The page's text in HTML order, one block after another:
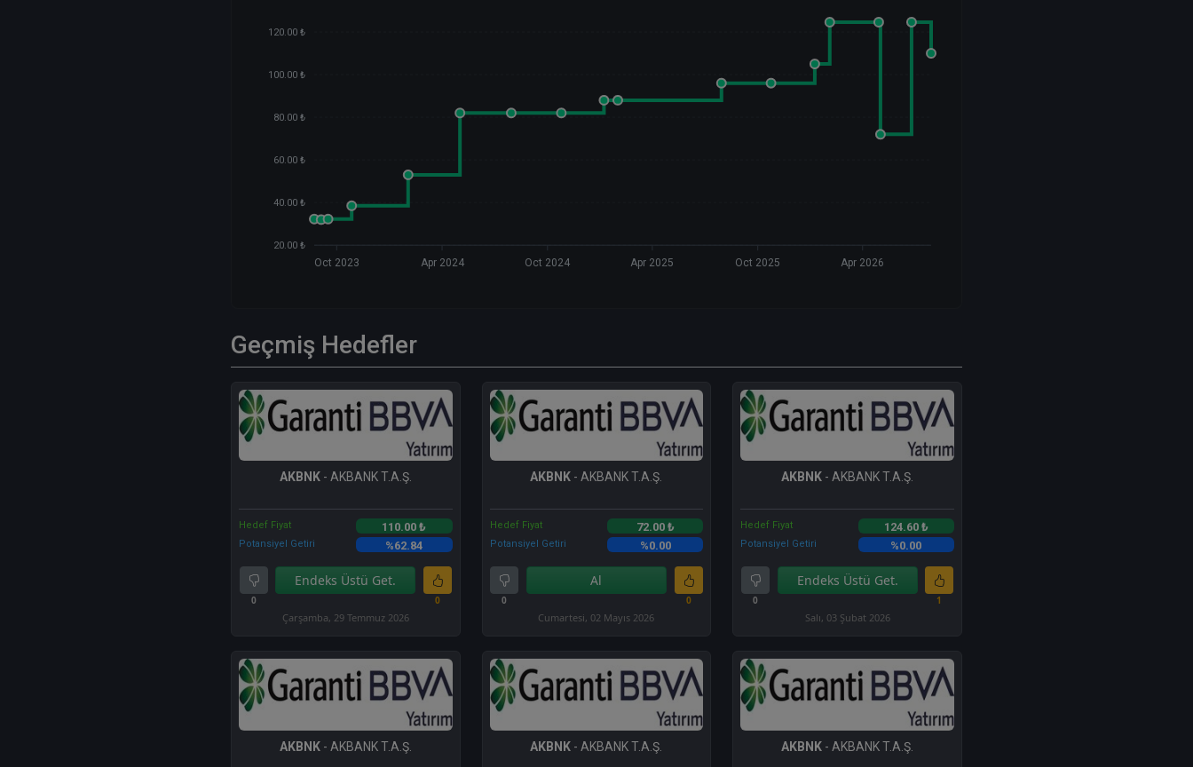
120.00 ₺
100.00 ₺
80.00 ₺
60.00 ₺
40.00 ₺
20.00 ₺
Oct 2023 Apr 2024 Oct 2024 Apr 2025 Oct 2025 Apr 2026
Geçmiş Hedefler
AKBNK- AKBANK T.A.Ş.
Hedef Fiyat 110.00 ₺
Potansiyel Getiri %62.84
0
Endeks Üstü Get.
0
Çarşamba, 29 Temmuz 2026
AKBNK - AKBANK T.A.Ş.
Hedef Fiyat 72.00 ₺
Potansiyel Getiri %0.00
0
Al
0
Cumartesi, 02 Mayıs 2026
AKBNK - AKBANK T.A.Ş.
Hedef Fiyat 124.60 ₺
Potansiyel Getiri %0.00
0
Endeks Üstü Get.
1
Salı, 03 Şubat 2026
AKBNK- AKBANK T.A.Ş. AKBNK - AKBANK T.A.Ş. AKBNK - AKBANK T.A.Ş.